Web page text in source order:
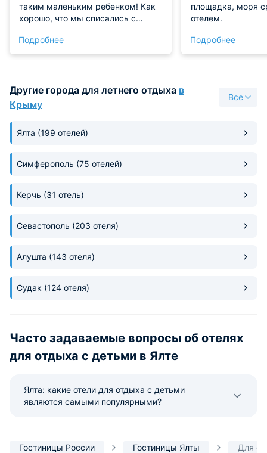
таким маленьким ребенком! Как
хорошо, что мы списались с
И тем не менее, мы рты разинули
от удивления, увидев, как нам
нем ребенка. Мы и дома-то не
всеми этими замечательными
приспособлениями пользуемся.
ночничок, нагреватель для еды,
делающего жизнь малыша и
такое отношение к гостям!
Подробнее
площадка, моря
отелем.
Подробнее
Другие города для летнего отдыха в
Крыму
Все
Ялта (199 отелей)
Симферополь (75 отелей)
Керчь (31 отель)
Севастополь (203 отеля)
Алушта (143 отеля)
Судак (124 отеля)
Часто задаваемые вопросы об отелях
для отдыха с детьми в Ялте
Ялта: какие отели для отдыха с детьми
являются самыми популярными?
Гостиницы России Гостиницы Ялты Для